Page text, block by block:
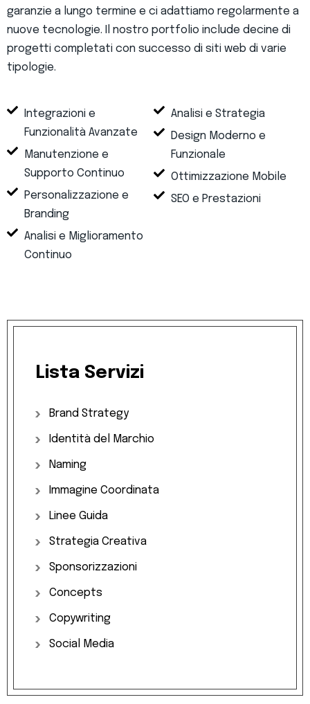
garanzie a lungo termine e ci adattiamo regolarmente a
nuove tecnologie. Il nostro portfolio include decine di
progetti completati con successo di siti web di varie
tipologie.
Integrazioni e
Funzionalità Avanzate
Manutenzione e
Supporto Continuo
Personalizzazione e
Branding
Analisi e Miglioramento
Continuo
Analisi e Strategia
Design Moderno e
Funzionale
Ottimizzazione Mobile
SEO e Prestazioni
Lista Servizi
Brand Strategy
Identità del Marchio
Naming
Immagine Coordinata
Linee Guida
Strategia Creativa
Sponsorizzazioni
Concepts
Copywriting
Social Media